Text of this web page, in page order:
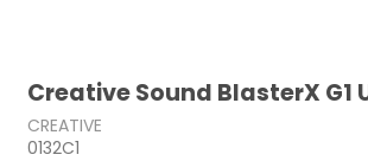
Creative Sound BlasterX G1
CREATIVE
0132C1